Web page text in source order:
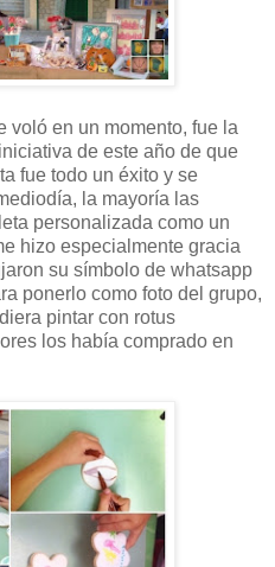
voló en un momento, fue la
de este año de que
fue todo un éxito y se
la mayoría las
personalizada como un
hizo especialmente gracia
su símbolo de whatsapp
ponerlo como foto del grupo,
pintar con rotus
los había comprado en